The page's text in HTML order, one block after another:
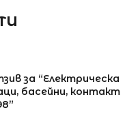
за “Електрическа
басейни, контакт